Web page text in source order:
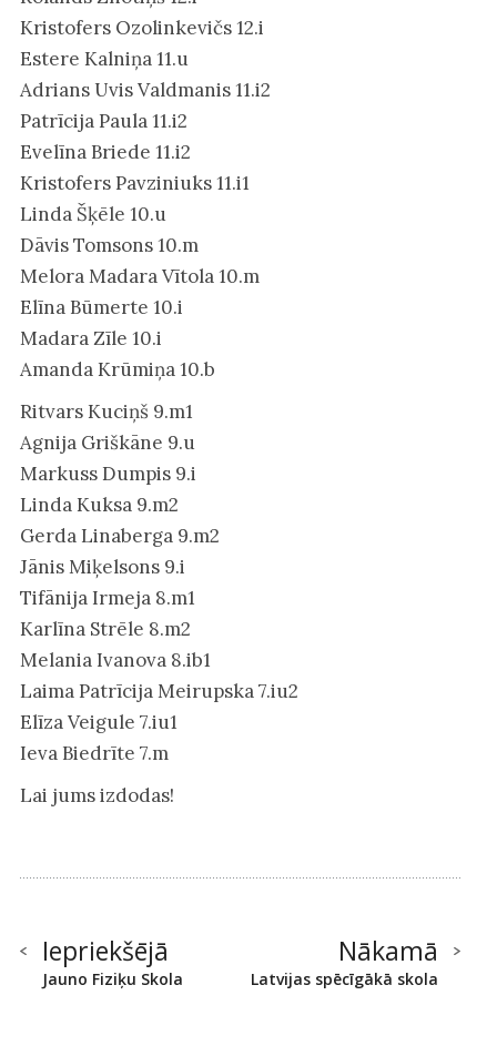
Kristofers Ozolinkevičs 12.i
Estere Kalniņa 11.u
Adrians Uvis Valdmanis 11.i2
Patrīcija Paula 11.i2
Evelīna Briede 11.i2
Kristofers Pavziniuks 11.i1
Linda Šķēle 10.u
Dāvis Tomsons 10.m
Melora Madara Vītola 10.m
Elīna Būmerte 10.i
Madara Zīle 10.i
Amanda Krūmiņa 10.b
Ritvars Kuciņš 9.m1
Agnija Griškāne 9.u
Markuss Dumpis 9.i
Linda Kuksa 9.m2
Gerda Linaberga 9.m2
Jānis Miķelsons 9.i
Tifānija Irmeja 8.m1
Karlīna Strēle 8.m2
Melania Ivanova 8.ib1
Laima Patrīcija Meirupska 7.iu2
Elīza Veigule 7.iu1
Ieva Biedrīte 7.m
Lai jums izdodas!
Iepriekšējā
Jauno Fiziķu Skola
Nākamā
Latvijas spēcīgākā skola